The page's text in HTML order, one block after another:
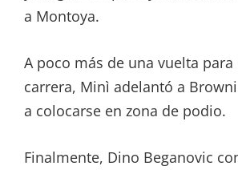
a Montoya.
A poco más de una vuelta
carrera, Minì adelantó a
a colocarse en zona de podio.
Finalmente, Dino Beganovic